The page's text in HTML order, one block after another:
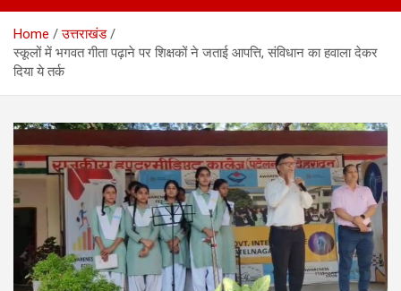
Home
उत्तराखंड
स्कूलों में भगवत गीता पढ़ाने पर शिक्षकों ने जताई आपत्ति, संविधान का हवाला देकर
दिया ये तर्क